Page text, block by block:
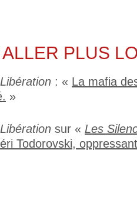
ALLER PLUS
Libération : « La mafia
. »
Libération sur « Les
Todorovski,